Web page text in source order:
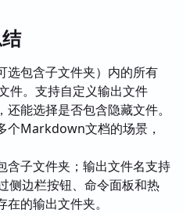
选包含子文件夹）内的所有
件。支持自定义输出文件
能选择是否包含隐藏文件。
个Markdown文档的场景，
含子文件夹；输出文件名支持
侧边栏按钮、命令面板和热
的输出文件夹。